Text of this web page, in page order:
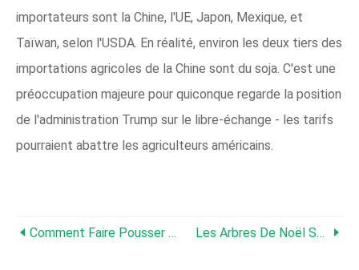
importateurs sont la Chine, l'UE, Japon, Mexique, et
Taïwan, selon l'USDA. En réalité, environ les deux tiers des
importations agricoles de la Chine sont du soja. C'est une
préoccupation majeure pour quiconque regarde la position
de l'administration Trump sur le libre-échange - les tarifs
pourraient abattre les agriculteurs américains.
Comment Faire Pousser Un Potager D'hiver Les Arbres De Noël Sont Plus Chers Cette Année En Raison De La Grande Récession